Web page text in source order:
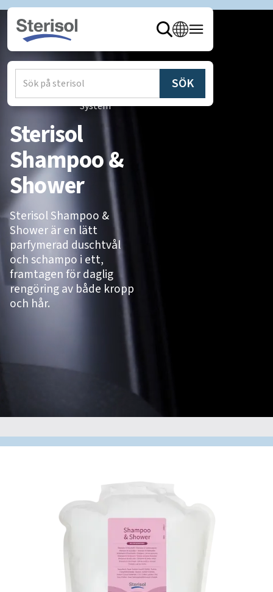
System
Sterisol
Shampoo &
Shower
Sterisol Shampoo &
Shower är en lätt
parfymerad duschtvål
och schampo i ett,
framtagen för daglig
rengöring av både kropp
och hår.